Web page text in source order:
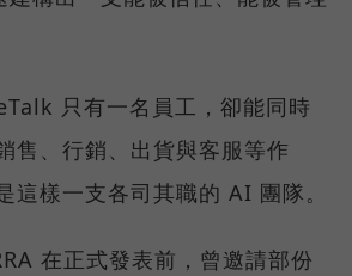
只有一名員工，卻能同時
售、行銷、出貨與客服等作
這樣一支各司其職的 AI 團隊。
在正式發表前，曾邀請部份